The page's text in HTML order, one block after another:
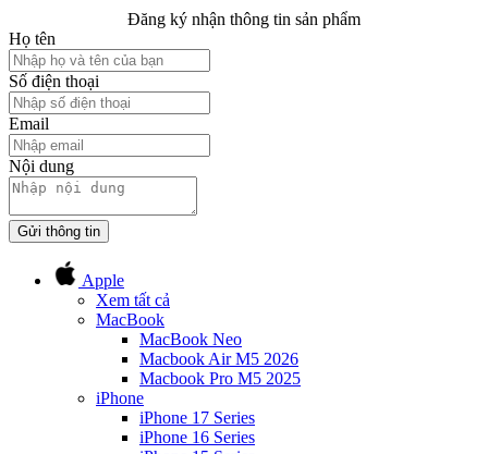
Đăng ký nhận thông tin sản phẩm
Họ tên
Số điện thoại
Email
Nội dung
Gửi thông tin
Apple
Xem tất cả
MacBook
MacBook Neo
Macbook Air M5 2026
Macbook Pro M5 2025
iPhone
iPhone 17 Series
iPhone 16 Series